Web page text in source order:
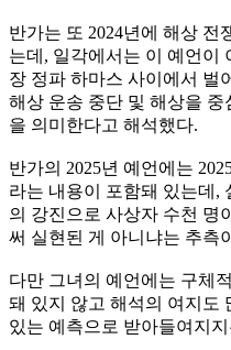
반가는 또 2024년에 해상 전
는데, 일각에서는 이 예언이
장 정파 하마스 사이에서 벌
해상 운송 중단 및 해상을
을 의미한다고 해석했다.
반가의 2025년 예언에는
라는 내용이 포함돼 있는데,
의 강진으로 사상자 수천 명
써 실현된 게 아니냐는 추측
다만 그녀의 예언에는 구체
돼 있지 않고 해석의 여지도
있는 예측으로 받아들여지